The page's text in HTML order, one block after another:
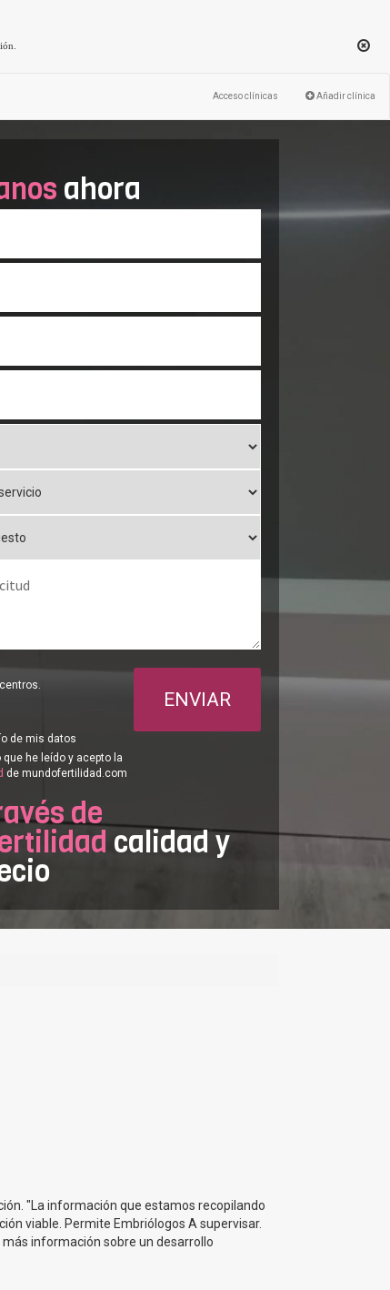
Acceso clínicas Añadir clínica
ahora
de mis datos
he leído y acepto la
de mundofertilidad.com
ENVIAR
de
calidad y
"La información que estamos recopilando
viable. Permite Embriólogos A supervisar.
información sobre un desarrollo